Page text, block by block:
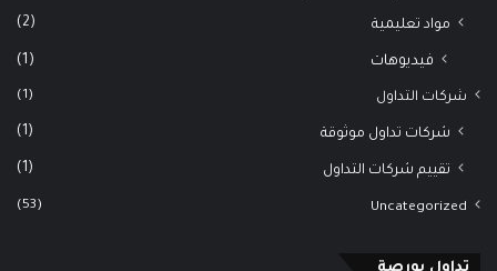
مواد تعليمية (2)
فيديوهات (1)
شركات التداول (1)
شركات تداول موثوقة (1)
تقييم شركات التداول (1)
Uncategorized
(53)